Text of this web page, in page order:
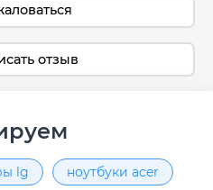
отзыв
lg ноутбуки acer